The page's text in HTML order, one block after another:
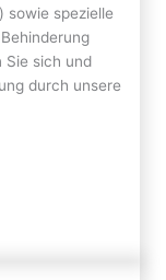
sowie spezielle
Sie sich und
durch unsere